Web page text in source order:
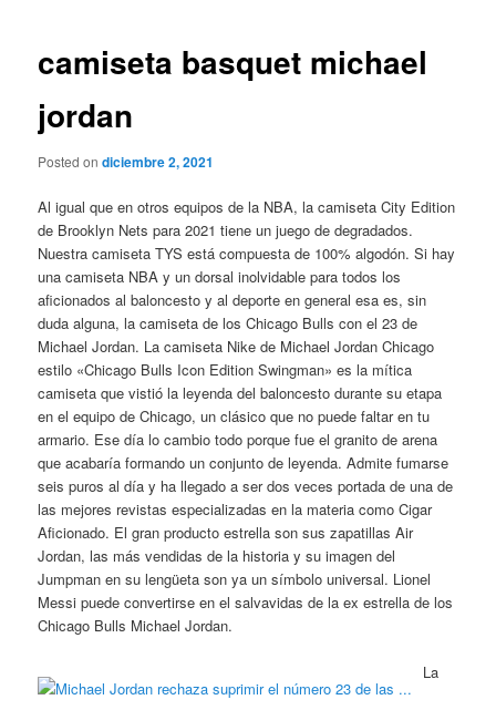
camiseta basquet michael
jordan
Posted ondiciembre 2, 2021
Al igual que en otros equipos de la NBA, la camiseta City Edition
de Brooklyn Nets para 2021 tiene un juego de degradados.
Nuestra camiseta TYS está compuesta de 100% algodón. Si hay
una camiseta NBA y un dorsal inolvidable para todos los
aficionados al baloncesto y al deporte en general esa es, sin
duda alguna, la camiseta de los Chicago Bulls con el 23 de
Michael Jordan. La camiseta Nike de Michael Jordan Chicago
estilo «Chicago Bulls Icon Edition Swingman» es la mítica
camiseta que vistió la leyenda del baloncesto durante su etapa
en el equipo de Chicago, un clásico que no puede faltar en tu
armario. Ese día lo cambio todo porque fue el granito de arena
que acabaría formando un conjunto de leyenda. Admite fumarse
seis puros al día y ha llegado a ser dos veces portada de una de
las mejores revistas especializadas en la materia como Cigar
Aficionado. El gran producto estrella son sus zapatillas Air
Jordan, las más vendidas de la historia y su imagen del
Jumpman en su lengüeta son ya un símbolo universal. Lionel
Messi puede convertirse en el salvavidas de la ex estrella de los
Chicago Bulls Michael Jordan.
La